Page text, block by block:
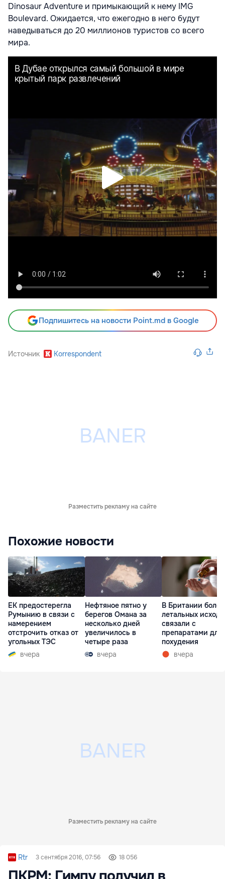
Dinosaur Adventure и примыкающий к нему IMG
Boulevard. Ожидается, что ежегодно в него будут
наведываться до 20 миллионов туристов со всего
мира.
Подпишитесь на новости Point.md в Google
Источник Korrespondent
Разместить рекламу на сайте
Похожие новости
ЕК предостерегла
Румынию в связи с
намерением
отстрочить отказ от
угольных ТЭС
вчера
Нефтяное пятно у
берегов Омана за
несколько дней
увеличилось в
четыре раза
вчера
В Британии
летальных
связали с
препаратами для
похудения
вчера
Разместить рекламу на сайте
Rtr 3 сентября 2016, 07:56 18 056